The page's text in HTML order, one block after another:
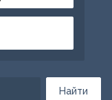
Найти